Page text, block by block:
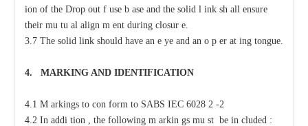
ion of the Drop out f use b ase and the solid l ink sh all ensure
their mu tu al align m ent during closur e
3.7 The solid link should have an e ye and an o p er at ing tongue.
4. MARKING AND IDENTIFICATION
4.1 M arkings to con form to SABS IEC 6028 2 -2
4.2 In addi tion , the following m arkin gs mu st be in cluded :